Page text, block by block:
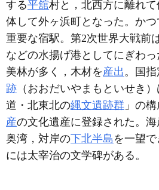
する平舘村と，北西方に離れて
体して外ヶ浜町となった。かつ
重要な宿駅。第2次世界大戦前
などの水揚げ港としてにぎわ
美林が多く，木材を産出。国
跡 （おおだいやまもといせき
道・北東北の縄文遺跡群 」の
産の文化遺産に登録された。
奥湾，対岸の下北半島 を一望
には太宰治の文学碑がある。